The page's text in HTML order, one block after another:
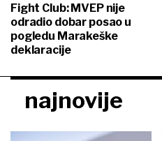
Fight Club: MVEP nije
odradio dobar posao u
pogledu Marakeške
deklaracije
najnovije